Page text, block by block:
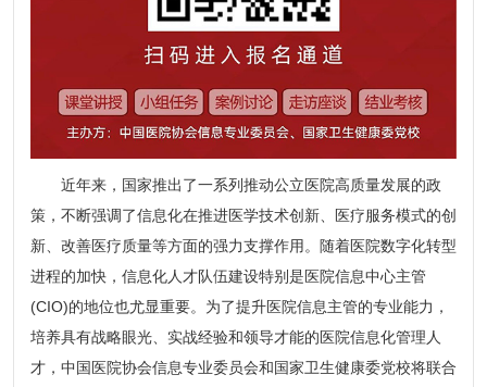
近年来，国家推出了一系列推动公立医院高质量发展的政
策，不断强调了信息化在推进医学技术创新、医疗服务模式的创
新、改善医疗质量等方面的强力支撑作用。随着医院数字化转型
进程的加快，信息化人才队伍建设特别是医院信息中心主管
(CIO)的地位也尤显重要。为了提升医院信息主管的专业能力，
培养具有战略眼光、实战经验和领导才能的医院信息化管理人
才，中国医院协会信息专业委员会和国家卫生健康委党校将联合